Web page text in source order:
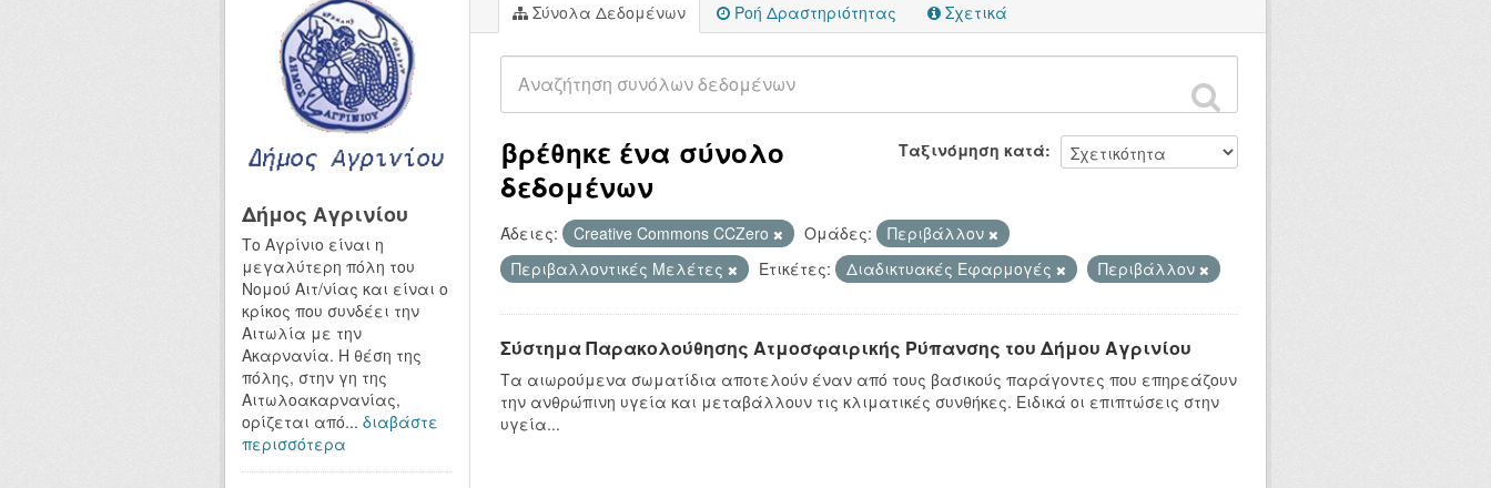
Σύνολα Δεδομένων Ροή Δραστηριότητας Σχετικά
Ταξινόμηση κατά
βρέθηκε ένα σύνολο
δεδομένων
Άδειες: Creative Commons CCZero Ομάδες:
Περιβάλλον
Περιβαλλοντικές Μελέτες
Ετικέτες: Διαδικτυακές Εφαρμογές Περιβάλλον
Σύστημα Παρακολούθησης Ατμοσφαιρικής Ρύπανσης του Δήμου Αγρινίου
Τα αιωρούμενα σωματίδια αποτελούν έναν από τους βασικούς παράγοντες που επηρεάζουν
την ανθρώπινη υγεία και μεταβάλλουν τις κλιματικές συνθήκες. Ειδικά οι επιπτώσεις στην
υγεία...
Δήμος Αγρινίου
Το Αγρίνιο είναι η
μεγαλύτερη πόλη του
Νομού Αιτ/νίας και είναι ο
κρίκος που συνδέει την
Αιτωλία με την
Ακαρνανία. Η θέση της
πόλης, στην γη της
Αιτωλοακαρνανίας,
ορίζεται από... διαβάστε
περισσότερα